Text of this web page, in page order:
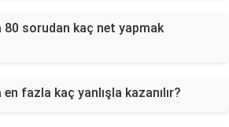
80 sorudan kaç net yapmak
en fazla kaç yanlışla kazanılır?